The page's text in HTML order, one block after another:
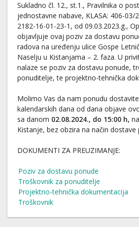
Sukladno čl. 12., st.1., Pravilnika o
jednostavne nabave, KLASA: 406-03/
2182-16-01-23-1, od 09.03.2023.g.,
objavljuje ovaj poziv za dostavu
radova na uređenju ulice Gospe
Naselju u Kistanjama – 2. faza. U
nalaze se poziv za dostavu ponude,
ponuditelje, te projektno-tehnička
Molimo Vas da nam ponudu
kalendarskih dana od dana objave
sa danom 02.08.2024., do 15:00 h,
Kistanje, bez obzira na način dostave
DOKUMENTI ZA PREUZIMANJE:
Poziv za dostavu ponude
Troškovnik za ponuditelje
Projektno-tehnička dokumentacija
Troškovnik